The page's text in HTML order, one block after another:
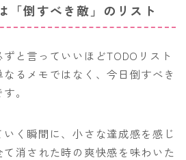
「倒すべき敵」のリスト
と言っていいほどTODOリスト
るメモではなく、今日倒すべき
。
く瞬間に、小さな達成感を感じ
消された時の爽快感を味わいた